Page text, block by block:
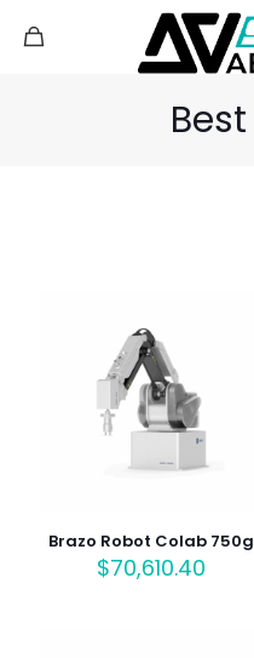
Brazo Robot Colab 750g
$70,610.40